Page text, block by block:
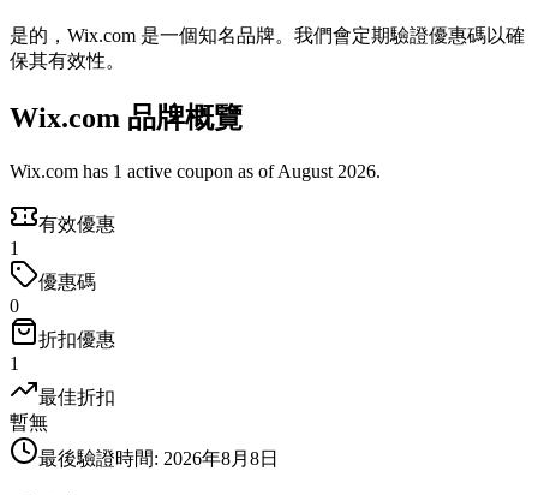
是的，Wix.com 是一個知名品牌。我們會定期驗證優惠碼以確
保其有效性。
Wix.com 品牌概覽
Wix.com has 1 active coupon as of August 2026.
有效優惠
1
優惠碼
0
折扣優惠
1
最佳折扣
暫無
最後驗證時間: 2026年8月8日